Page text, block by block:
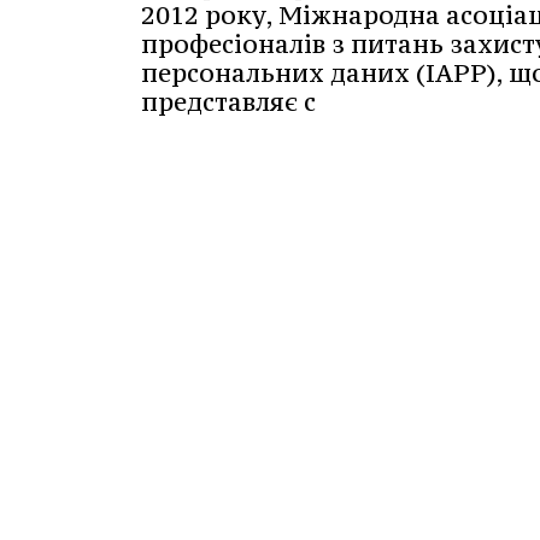
2012 року, Міжнародна
професіоналів з питань
персональних даних (IAPP),
представляє с